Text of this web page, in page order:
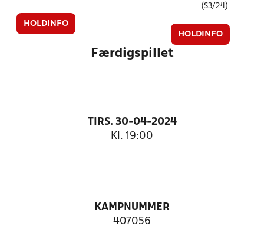
HOLDINFO
(S3/24)
HOLDINFO
Færdigspillet
TIRS. 30-04-2024
Kl. 19:00
KAMPNUMMER
407056